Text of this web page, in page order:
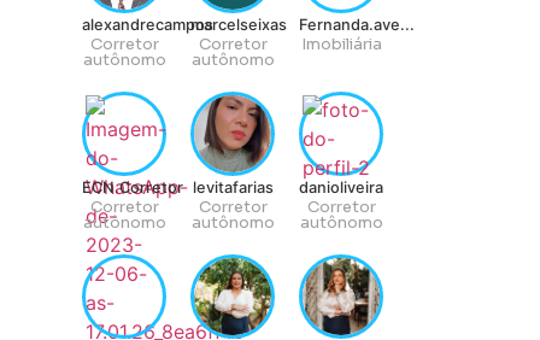
alexandrecampos
Corretor
autônomo
marcelseixas
Corretor
autônomo
Fernanda.ave...
Imobiliária
ECN.Corretor
Corretor
autônomo
levitafarias
Corretor
autônomo
danioliveira
Corretor
autônomo